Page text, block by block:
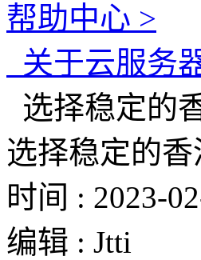
帮助中心 >
关于云服务
选择稳定的
选择稳定的
时间 : 2023-
编辑 : Jtti